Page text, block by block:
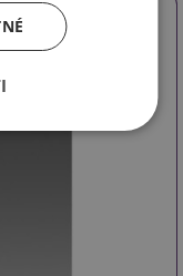
825ml GD